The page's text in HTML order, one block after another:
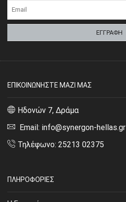
ΕΠΙΚΟΙΝΩΝΗΣΤΕ ΜΑΖΙ ΜΑΣ
Ηδονών 7, Δράμα
Email: info@synergon-hellas.gr
Τηλέφωνο: 25213 02375
ΠΛΗΡΟΦΟΡΙΕΣ